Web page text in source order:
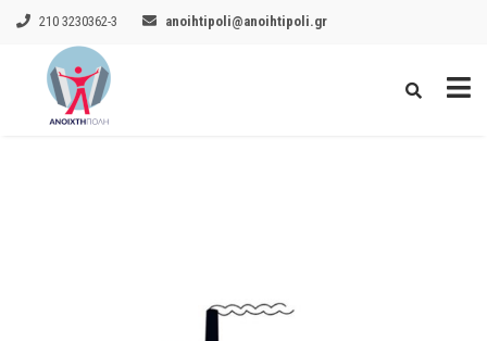
210 3230362-3 anoihtipoli@anoihtipoli.gr